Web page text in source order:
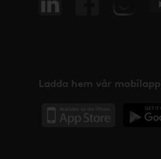
Ladda hem vår mobilapp